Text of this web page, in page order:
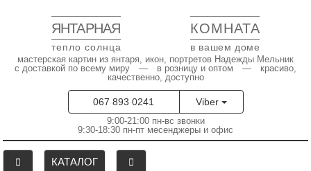
ЯНТАРНАЯ КОМНАТА
тепло солнца в вашем доме
мастерская картин из янтаря, икон, портретов Надежды Мельник
с доставкой по всему миру — в розницу и оптом — красиво,
качественно, доступно
067 893 0241 Viber
9:00-21:00 пн-вс звонки
9:30-18:30 пн-пт месенджеры и офис
КАТАЛОГ